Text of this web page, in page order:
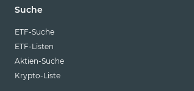
Suche
ETF-Suche
ETF-Listen
Aktien-Suche
Krypto-Liste